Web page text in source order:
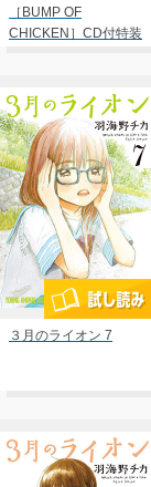
［BUMP OF
CHICKEN］CD付特装
３月のライオン 7